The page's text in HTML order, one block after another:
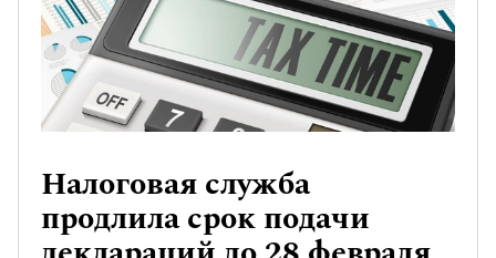
Налоговая служба
продлила срок подачи